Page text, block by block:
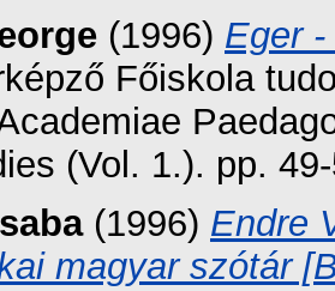
(1996) Eger
Főiskola
(Vol. 1.). pp.
(1996) Endre
magyar szótár